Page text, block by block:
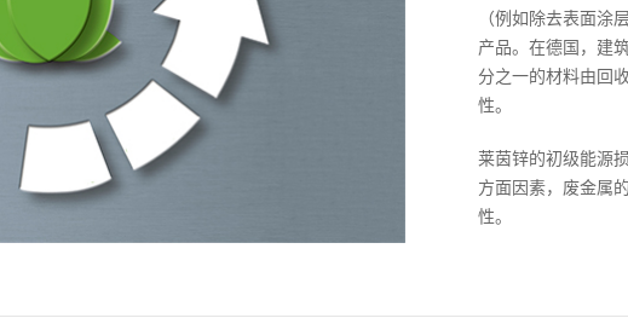
（例如除去表面涂
产品。在德国，建
分之一的材料由回
性。
莱茵锌的初级能源
方面因素，废金属
性。